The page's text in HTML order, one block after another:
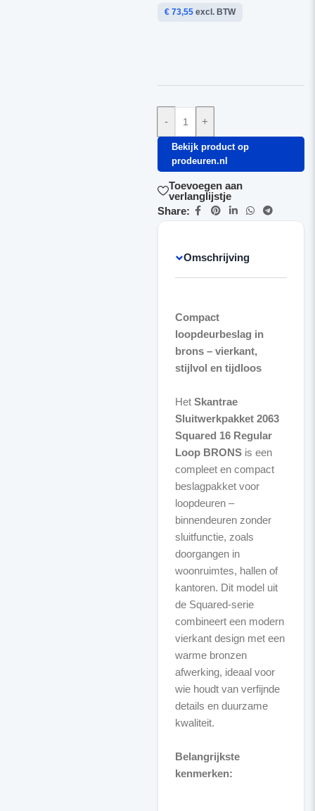
€ 73,55excl. BTW
- +
Bekijk product op
prodeuren.nl
Toevoegen aan
verlanglijstje
Share:
Omschrijving
Compact
loopdeurbeslag in
brons – vierkant,
stijlvol en tijdloos
Het Skantrae
Sluitwerkpakket 2063
Squared 16 Regular
Loop BRONSis een
compleet en compact
beslagpakket voor
loopdeuren –
binnendeuren zonder
sluitfunctie, zoals
doorgangen in
woonruimtes, hallen of
kantoren. Dit model uit
de Squared-serie
combineert een modern
vierkant design met een
warme bronzen
afwerking, ideaal voor
wie houdt van verfijnde
details en duurzame
kwaliteit.
Belangrijkste
kenmerken: